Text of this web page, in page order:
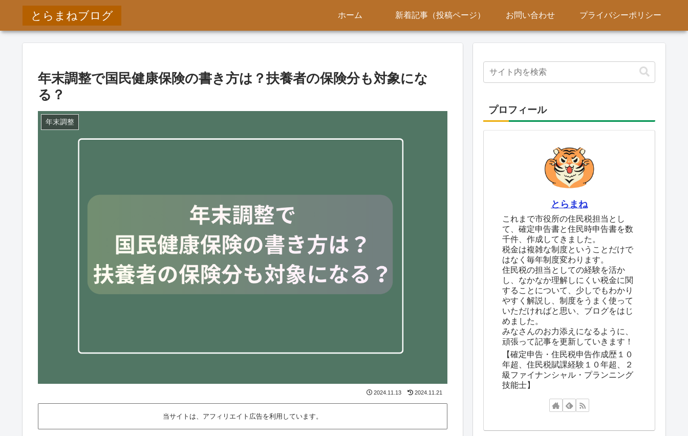
とらまねブログ ホーム 新着記事（投稿ページ） お問い合わせ プライバシーポリシー
年末調整で国民健康保険の書き方は？扶養者の保険分も対象にな
る？
年末調整
2024.11.13 2024.11.21
当サイトは、アフィリエイト広告を利用しています。
プロフィール
とらまね
これまで市役所の住民税担当とし
て、確定申告書と住民時申告書を数
千件、作成してきました。
税金は複雑な制度ということだけで
はなく毎年制度変わります。
住民税の担当としての経験を活か
し、なかなか理解しにくい税金に関
することについて、少しでもわかり
やすく解説し、制度をうまく使って
いただければと思い、ブログをはじ
めました。
みなさんのお力添えになるように、
頑張って記事を更新していきます！
【確定申告・住民税申告作成歴１０
年超、住民税賦課経験１０年超、２
級ファイナンシャル・プランニング
技能士】